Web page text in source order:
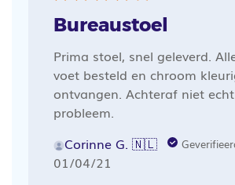
Bureaustoel
Prima stoel, snel geleverd.
voet besteld en chroom
ontvangen. Achteraf niet
probleem.
Corinne G. 🇳🇱
Publicatiedatum
01/04/21